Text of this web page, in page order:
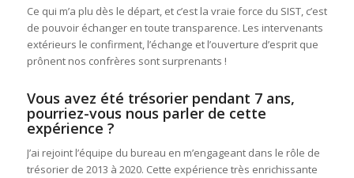
Ce qui m’a plu dès le départ, et c’est la vraie force du SIST, c’est
de pouvoir échanger en toute transparence. Les intervenants
extérieurs le confirment, l’échange et l’ouverture d’esprit que
prônent nos confrères sont surprenants !
Vous avez été trésorier pendant 7 ans,
pourriez-vous nous parler de cette
expérience ?
J’ai rejoint l’équipe du bureau en m’engageant dans le rôle de
trésorier de 2013 à 2020. Cette expérience très enrichissante